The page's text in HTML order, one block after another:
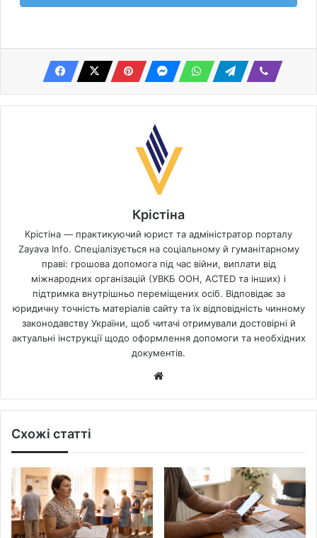
Крістіна
Крістіна — практикуючий юрист та адміністратор порталу
Zayava Info. Спеціалізується на соціальному й гуманітарному
праві: грошова допомога під час війни, виплати від
міжнародних організацій (УВКБ ООН, ACTED та інших) і
підтримка внутрішньо переміщених осіб. Відповідає за
юридичну точність матеріалів сайту та їх відповідність чинному
законодавству України, щоб читачі отримували достовірні й
актуальні інструкції щодо оформлення допомоги та необхідних
документів.
Схожі статті